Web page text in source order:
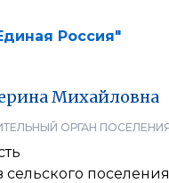
Россия"
Михайловна
ОРГАН
сельского